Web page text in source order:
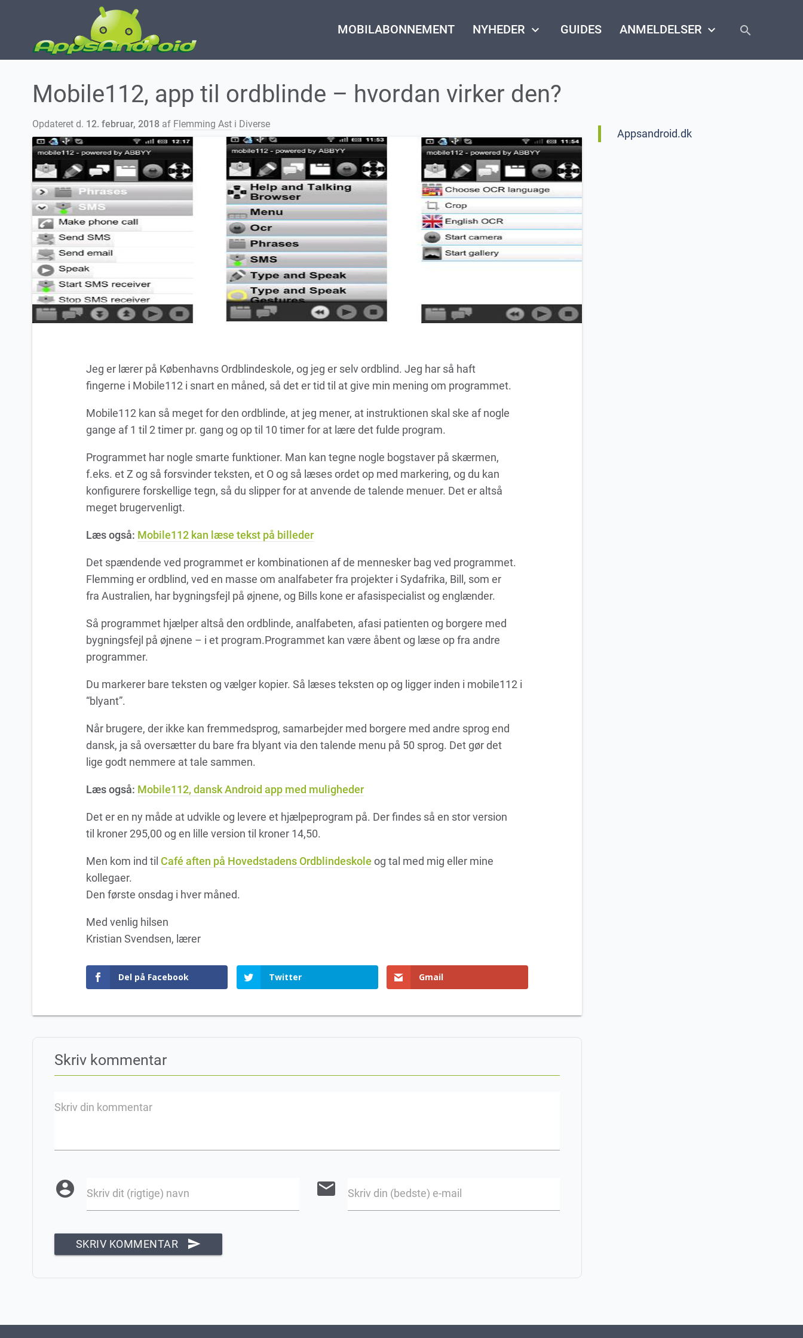
MOBILABONNEMENT NYHEDER keyboard_arrow_down GUIDES ANMELDELSER keyboard_arrow_down search
close
Mobile112, app til ordblinde – hvordan virker den?
Opdateret d. 12. februar, 2018af Flemming Asti Diverse
Jeg er lærer på Københavns Ordblindeskole, og jeg er selv ordblind. Jeg har så haft
fingerne i Mobile112 i snart en måned, så det er tid til at give min mening om programmet.
Mobile112 kan så meget for den ordblinde, at jeg mener, at instruktionen skal ske af nogle
gange af 1 til 2 timer pr. gang og op til 10 timer for at lære det fulde program.
Programmet har nogle smarte funktioner. Man kan tegne nogle bogstaver på skærmen,
f.eks. et Z og så forsvinder teksten, et O og så læses ordet op med markering, og du kan
konfigurere forskellige tegn, så du slipper for at anvende de talende menuer. Det er altså
meget brugervenligt.
Læs også: Mobile112 kan læse tekst på billeder
Det spændende ved programmet er kombinationen af de mennesker bag ved programmet.
Flemming er ordblind, ved en masse om analfabeter fra projekter i Sydafrika, Bill, som er
fra Australien, har bygningsfejl på øjnene, og Bills kone er afasispecialist og englænder.
Så programmet hjælper altså den ordblinde, analfabeten, afasi patienten og borgere med
bygningsfejl på øjnene – i et program.Programmet kan være åbent og læse op fra andre
programmer.
Du markerer bare teksten og vælger kopier. Så læses teksten op og ligger inden i mobile112 i
“blyant”.
Når brugere, der ikke kan fremmedsprog, samarbejder med borgere med andre sprog end
dansk, ja så oversætter du bare fra blyant via den talende menu på 50 sprog. Det gør det
lige godt nemmere at tale sammen.
Læs også: Mobile112, dansk Android app med muligheder
Det er en ny måde at udvikle og levere et hjælpeprogram på. Der findes så en stor version
til kroner 295,00 og en lille version til kroner 14,50.
Men kom ind til Café aften på Hovedstadens Ordblindeskole og tal med mig eller mine
kollegaer.
Den første onsdag i hver måned.
Med venlig hilsen
Kristian Svendsen, lærer
Del på Facebook Twitter Gmail
Skriv kommentar
Skriv din kommentar
account_circle Skriv dit (rigtige) navn email Skriv din (bedste) e-mail
SKRIV KOMMENTAR send
Appsandroid.dk